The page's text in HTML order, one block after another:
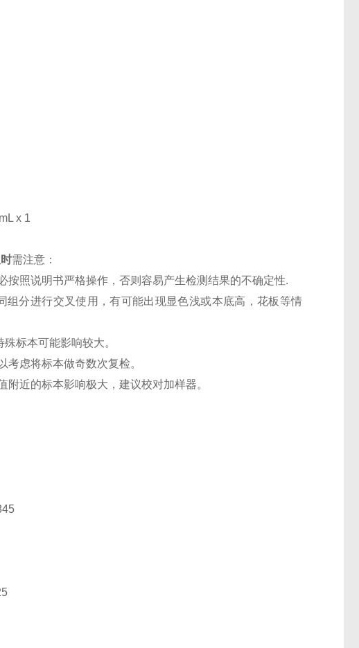
x 1
需注意：
照说明书严格操作，否则容易产生检测结果的不确定性.
分进行交叉使用，有可能出现显色浅或本底高，花板等情
标本可能影响较大。
虑将标本做奇数次复检。
附近的标本影响极大，建议校对加样器。